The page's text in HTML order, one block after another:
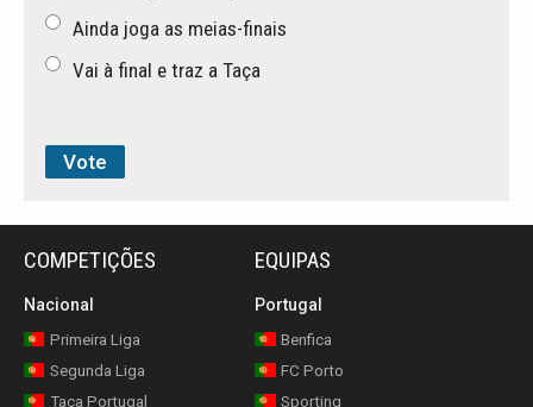
Ainda joga as meias-finais
Vai à final e traz a Taça
COMPETIÇÕES
Nacional
Primeira Liga
Segunda Liga
Taça Portugal
EQUIPAS
Portugal
Benfica
FC Porto
Sporting